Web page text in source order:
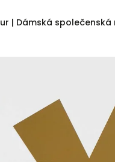
| Dámská společenská